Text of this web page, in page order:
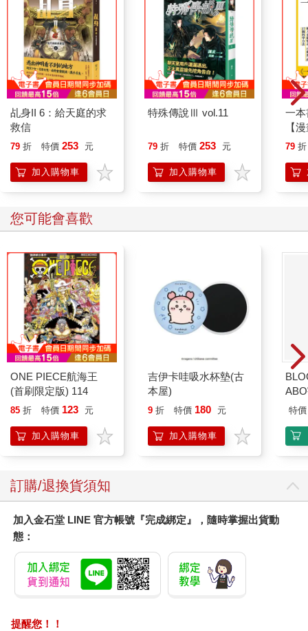
乩身II 6：給天庭的求
救信
79 折 特價 253 元
加入購物車
特殊傳說Ⅲ vol.11
79 折 特價 253 元
加入購物車
一
【
行
「
學方
79 折
您可能會喜歡
ONE PIECE航海王
(首刷限定版) 114
85 折 特價 123 元
加入購物車
吉伊卡哇吸水杯墊(古
本屋)
9 折 特價 180 元
加入購物車
特價
訂購/退換貨須知
加入金石堂 LINE 官方帳號『完成綁定』，隨時掌握出貨動
態：
提醒您！！